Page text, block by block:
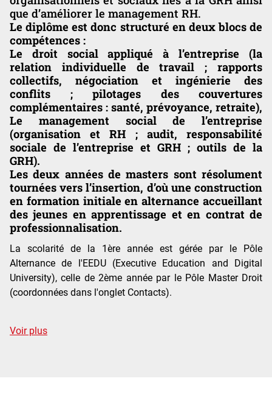
que d’améliorer le management RH.
Le diplôme est donc structuré en deux blocs de
compétences :
Le droit social appliqué à l’entreprise (la
relation individuelle de travail ; rapports
collectifs, négociation et ingénierie des
conflits ; pilotages des couvertures
complémentaires : santé, prévoyance, retraite),
Le management social de l’entreprise
(organisation et RH ; audit, responsabilité
sociale de l’entreprise et GRH ; outils de la
GRH).
Les deux années de masters sont résolument
tournées vers l’insertion, d’où une construction
en formation initiale en alternance accueillant
des jeunes en apprentissage et en contrat de
professionnalisation.
La scolarité de la 1ère année est gérée par le Pôle
Alternance de l'EEDU (Executive Education and Digital
University), celle de 2ème année par le Pôle Master Droit
(coordonnées dans l'onglet Contacts).
Voir plusde détails